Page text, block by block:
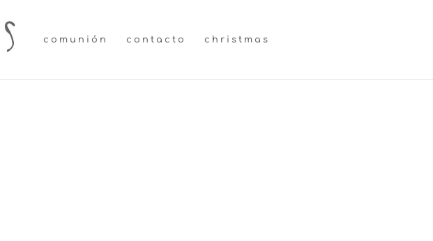
comunión contacto christmas